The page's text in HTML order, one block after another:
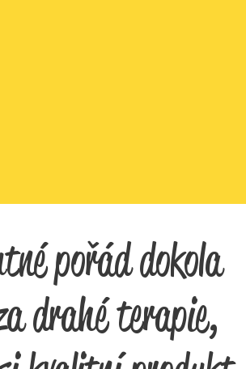
pořád dokola
drahé terapie,